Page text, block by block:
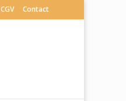
CGV Contact